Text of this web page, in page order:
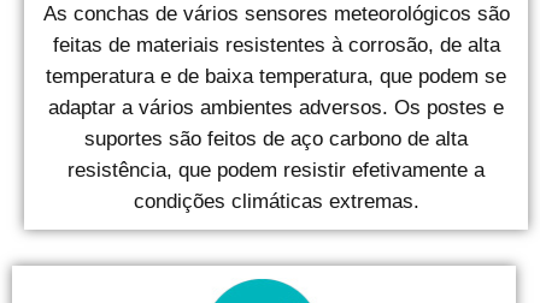
As conchas de vários sensores meteorológicos são
feitas de materiais resistentes à corrosão, de alta
temperatura e de baixa temperatura, que podem se
adaptar a vários ambientes adversos. Os postes e
suportes são feitos de aço carbono de alta
resistência, que podem resistir efetivamente a
condições climáticas extremas.